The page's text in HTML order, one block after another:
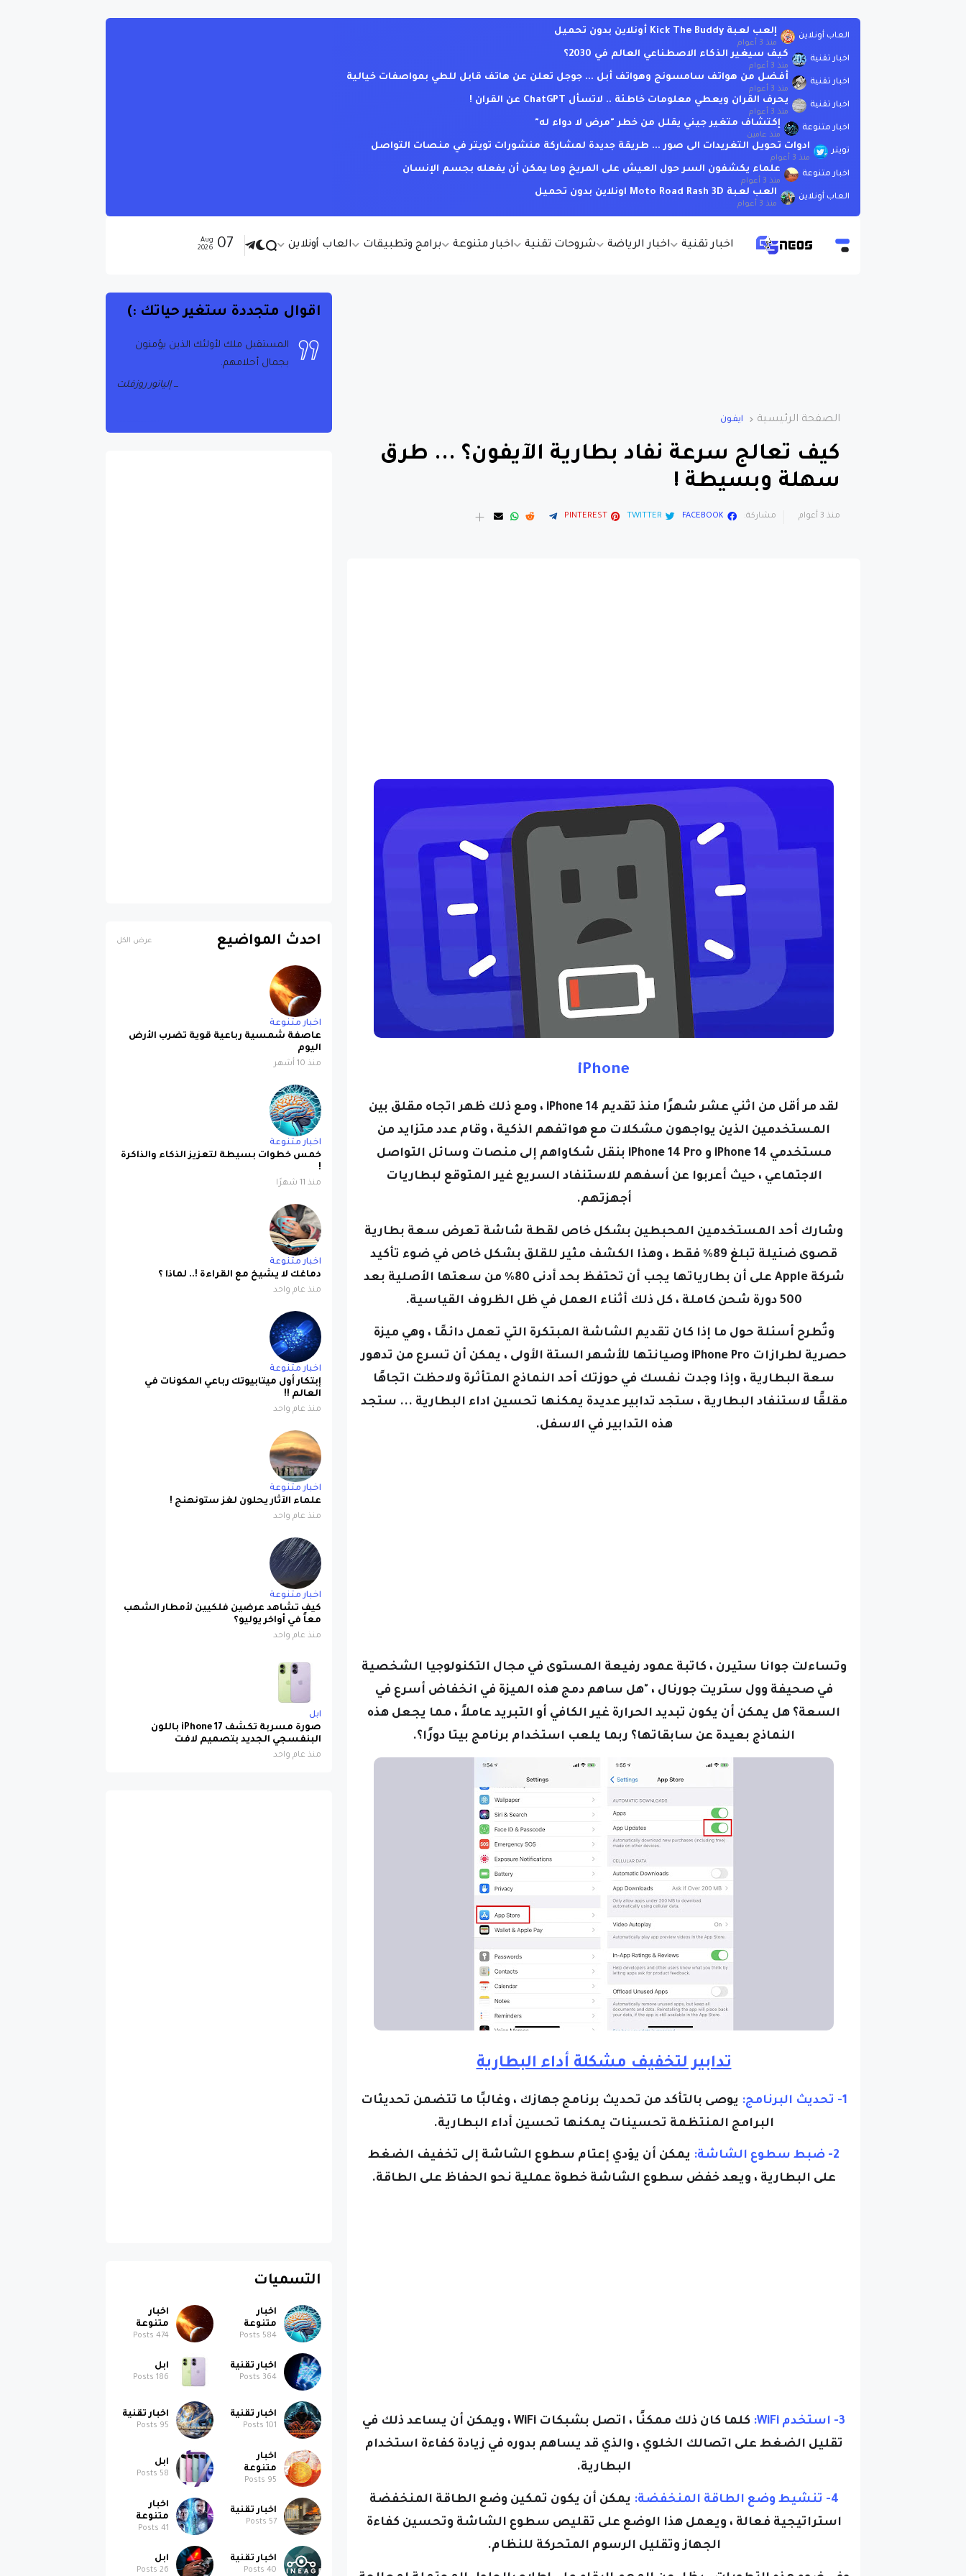
اخبار تقنية اخبار الرياضة شروحات تقنية اخبار متنوعة برامج وتطبيقات العاب أونلاين 07
Aug
2026
العاب أونلاين إلعب لعبة Kick The Buddy أونلاين بدون تحميل
منذ 3 أعوام
اخبار تقنية كيف سيغير الذكاء الاصطناعي العالم في 2030؟
منذ 3 أعوام
اخبار تقنية أفضل من هواتف سامسونج وهواتف أبل ... جوجل تعلن عن هاتف قابل للطي بمواصفات خيالية
منذ 3 أعوام
اخبار تقنية يحرف القران ويعطي معلومات خاطئة .. لاتسأل ChatGPT عن القران !
منذ 3 أعوام
اخبار متنوعة إكتشاف متغير جيني يقلل من خطر "مرض لا دواء له"
منذ عامين
تويتر ادوات تحويل التغريدات الى صور ... طريقة جديدة لمشاركة منشورات تويتر في منصات التواصل
منذ 3 أعوام
اخبار متنوعة علماء يكشفون السر حول العيش على المريخ وما يمكن أن يفعله بجسم الإنسان
منذ 3 أعوام
العاب أونلاين العب لعبة Moto Road Rash 3D اونلاين بدون تحميل
منذ 3 أعوام
الصفحة الرئيسية ايفون
كيف تعالج سرعة نفاد بطارية الآيفون؟ ... طرق
سهلة وبسيطة !
منذ 3 أعوام مشاركة: FACEBOOK
TWITTER
PINTEREST
iPhone
لقد مر أقل من اثني عشر شهرًا منذ تقديم iPhone 14 ، ومع ذلك ظهر اتجاه مقلق بين
المستخدمين الذين يواجهون مشكلات مع هواتفهم الذكية ، وقام عدد متزايد من
مستخدمي iPhone 14 و iPhone 14 Pro بنقل شكاواهم إلى منصات وسائل التواصل
الاجتماعي ، حيث أعربوا عن أسفهم للاستنفاد السريع غير المتوقع لبطاريات
أجهزتهم.
وشارك أحد المستخدمين المحبطين بشكل خاص لقطة شاشة تعرض سعة بطارية
قصوى ضئيلة تبلغ 89٪ فقط ، وهذا الكشف مثير للقلق بشكل خاص في ضوء تأكيد
شركة Apple على أن بطارياتها يجب أن تحتفظ بحد أدنى 80٪ من سعتها الأصلية بعد
500 دورة شحن كاملة ، كل ذلك أثناء العمل في ظل الظروف القياسية.
وتُطرح أسئلة حول ما إذا كان تقديم الشاشة المبتكرة التي تعمل دائمًا ، وهي ميزة
حصرية لطرازات iPhone Pro وصيانتها للأشهر الستة الأولى ، يمكن أن تسرع من تدهور
سعة البطارية ، وإذا وجدت نفسك في حوزتك أحد النماذج المتأثرة ولاحظت اتجاهًا
مقلقًا لاستنفاد البطارية ، ستجد تدابير عديدة يمكنها تحسين اداء البطارية ... ستجد
هذه التدابير في الاسفل.
وتساءلت جوانا ستيرن ، كاتبة عمود رفيعة المستوى في مجال التكنولوجيا الشخصية
في صحيفة وول ستريت جورنال ، "هل ساهم دمج هذه الميزة في انخفاض أسرع في
السعة؟ هل يمكن أن يكون تبديد الحرارة غير الكافي أو التبريد عاملاً ، مما يجعل هذه
النماذج بعيدة عن سابقاتها؟ ربما يلعب استخدام برنامج بيتا دورًا؟.
تدابير لتخفيف مشكلة أداء البطارية
1- تحديث البرنامج:
يوصى بالتأكد من تحديث برنامج جهازك ، وغالبًا ما تتضمن تحديثات
البرامج المنتظمة تحسينات يمكنها تحسين أداء البطارية.
2- ضبط سطوع الشاشة:
يمكن أن يؤدي إعتام سطوع الشاشة إلى تخفيف الضغط
على البطارية ، ويعد خفض سطوع الشاشة خطوة عملية نحو الحفاظ على الطاقة.
3- استخدم WiFi:
كلما كان ذلك ممكنًا ، اتصل بشبكات WiFi ، ويمكن أن يساعد ذلك في
تقليل الضغط على اتصالك الخلوي ، والذي قد يساهم بدوره في زيادة كفاءة استخدام
البطارية.
4- تنشيط وضع الطاقة المنخفضة:
يمكن أن يكون تمكين وضع الطاقة المنخفضة
استراتيجية فعالة ، ويعمل هذا الوضع على تقليص سطوع الشاشة وتحسين كفاءة
الجهاز وتقليل الرسوم المتحركة للنظام.
اقوال متجددة ستغير حياتك :)
المستقبل ملك لأولئك الذين يؤمنون
بجمال أحلامهم.
إليانور روزفلت
احدث المواضيع عرض الكل
اخبار متنوعة
عاصفة شمسية رباعية قوية تضرب الأرض
اليوم
منذ 10 أشهر
اخبار متنوعة
خمس خطوات بسيطة لتعزيز الذكاء والذاكرة
!
منذ 11 شهرًا
اخبار متنوعة
دماغك لا يشيخ مع القراءة !.. لماذا ؟
منذ عام واحد
اخبار متنوعة
إبتكار أول ميتابيوتك رباعي المكونات في
العالم !!
منذ عام واحد
اخبار متنوعة
علماء الآثار يحلون لغز ستونهنج !
منذ عام واحد
اخبار متنوعة
كيف تشاهد عرضين فلكيين لأمطار الشهب
معاً في أواخر يوليو؟
منذ عام واحد
ابل
صورة مسربة تكشف iPhone 17 باللون
البنفسجي الجديد بتصميم لافت
منذ عام واحد
التسميات
اخبار
متنوعة
584
اخبار
متنوعة
474
اخبار تقنية
364
ابل
186
اخبار تقنية
101
اخبار تقنية
95
اخبار
متنوعة
95
ابل
58
اخبار تقنية
57
اخبار
متنوعة
41
اخبار تقنية
40
ابل
26